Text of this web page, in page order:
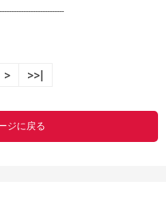
> >>|
ジに戻る